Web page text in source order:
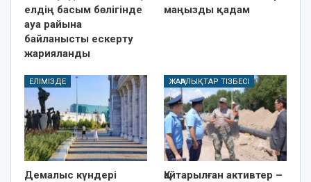
елдің басым бөлігінде
ауа райына
байланысты ескерту
жарияланды
маңызды қадам
ЕЛІМІЗДЕ
Демалыс күндері
ЖАҢАЛЫҚТАР ТІЗБЕСІ
Қайтарылған активтер –